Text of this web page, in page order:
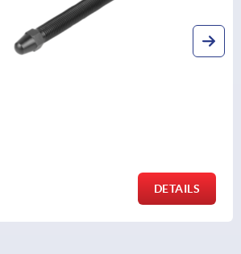
DETAILS